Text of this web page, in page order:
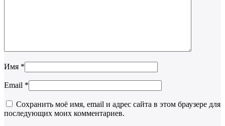
Имя *
Email *
Сохранить моё имя, email и адрес сайта в этом браузере для
последующих моих комментариев.